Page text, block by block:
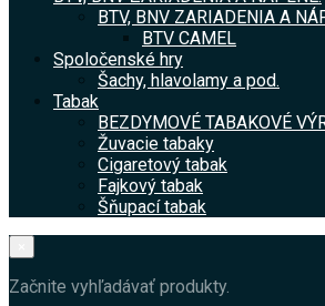
BTV, BNV ZARIADENIA A
BTV CAMEL
Spoločenské hry
Šachy, hlavolamy a pod.
Tabak
BEZDYMOVÉ TABAKOVÉ
Žuvacie tabaky
Cigaretový tabak
Fajkový tabak
Šňupací tabak
Začnite vyhľadávať produkty.